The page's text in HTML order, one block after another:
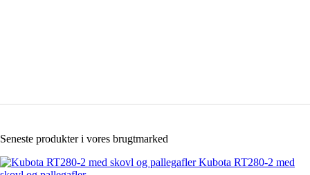
Seneste produkter i vores brugtmarked
Kubota RT280-2 med